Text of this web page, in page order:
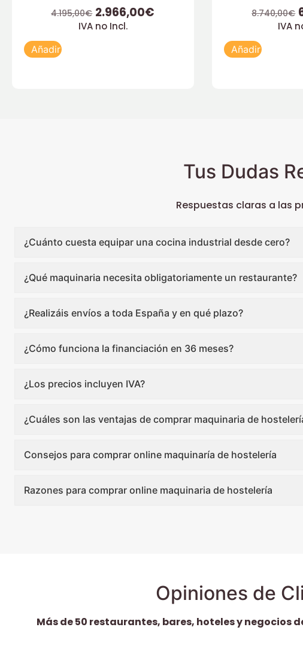
4.195,00€ 2.966,00€
IVA no Incl.
Añadir
8.740,00€
IVA
Añadir
Tus Dudas
Respuestas claras a las
¿Cuánto cuesta equipar una cocina industrial desde cero?
¿Qué maquinaria necesita obligatoriamente un restaurante?
¿Realizáis envíos a toda España y en qué plazo?
¿Cómo funciona la financiación en 36 meses?
¿Los precios incluyen IVA?
¿Cuáles son las ventajas de comprar maquinaria de
Consejos para comprar online maquinaría de hostelería
Razones para comprar online maquinaria de hostelería
Opiniones de
Más de 50 restaurantes, bares, hoteles y negocios